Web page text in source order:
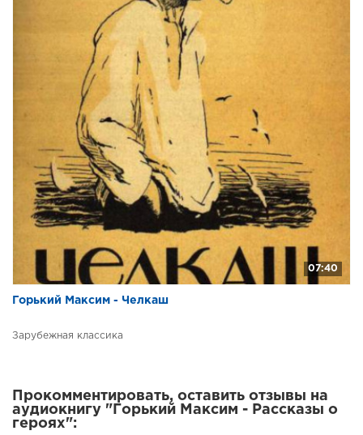
07:40
Горький Максим - Челкаш
Зарубежная классика
Прокомментировать, оставить отзывы на
аудиокнигу "Горький Максим - Рассказы о
героях":